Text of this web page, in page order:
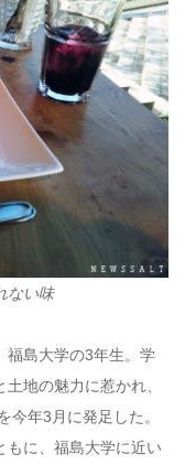
ない味
福島大学の3年生。学
地の魅力に惹かれ、
今年3月に発足した。
もに、福島大学に近い